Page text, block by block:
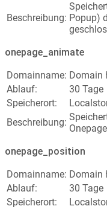
Beschreibung: Popup)
onepage_animate
Domainname: Domain
Ablauf:
30 Tage
Speicherort:
Beschreibung:
onepage_position
Domainname: Domain
Ablauf:
30 Tage
Speicherort: